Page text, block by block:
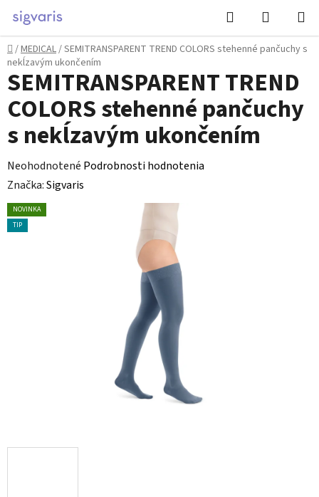
Prejsť
obsah
Hľadať
KOŠÍK
Domov
/MEDICAL/SEMITRANSPARENT TREND COLORS stehenné pančuchy s
nekĺzavým ukončením
SEMITRANSPARENT TREND
COLORS stehenné pančuchy
s nekĺzavým ukončením
Priemerné
hodnotenie
produktu
je
Neohodnotené Podrobnosti hodnotenia
Značka:Sigvaris
NOVINKA
TIP